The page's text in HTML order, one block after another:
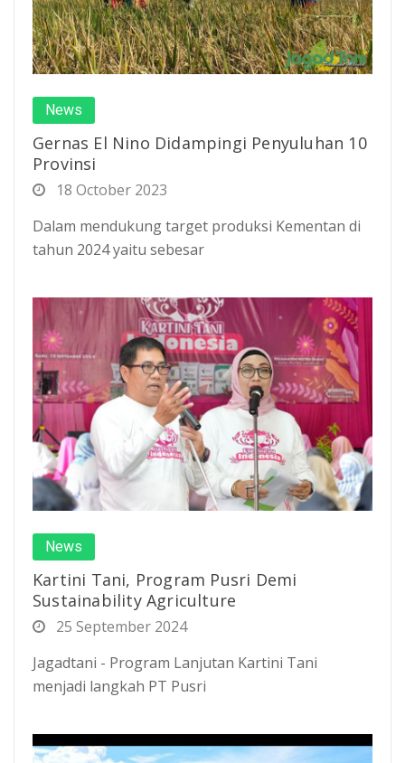
News
Gernas El Nino Didampingi Penyuluhan 10
Provinsi
18 October 2023
Dalam mendukung target produksi Kementan di
tahun 2024 yaitu sebesar
News
Kartini Tani, Program Pusri Demi
Sustainability Agriculture
25 September 2024
Jagadtani - Program Lanjutan Kartini Tani
menjadi langkah PT Pusri